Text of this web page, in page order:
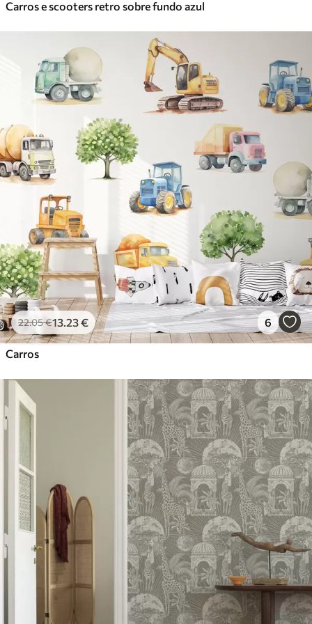
Vinil Premium
65.0039.00€/m²
Carros e scooters retro sobre fundo azul
22.05€13.23€ 6
Carros